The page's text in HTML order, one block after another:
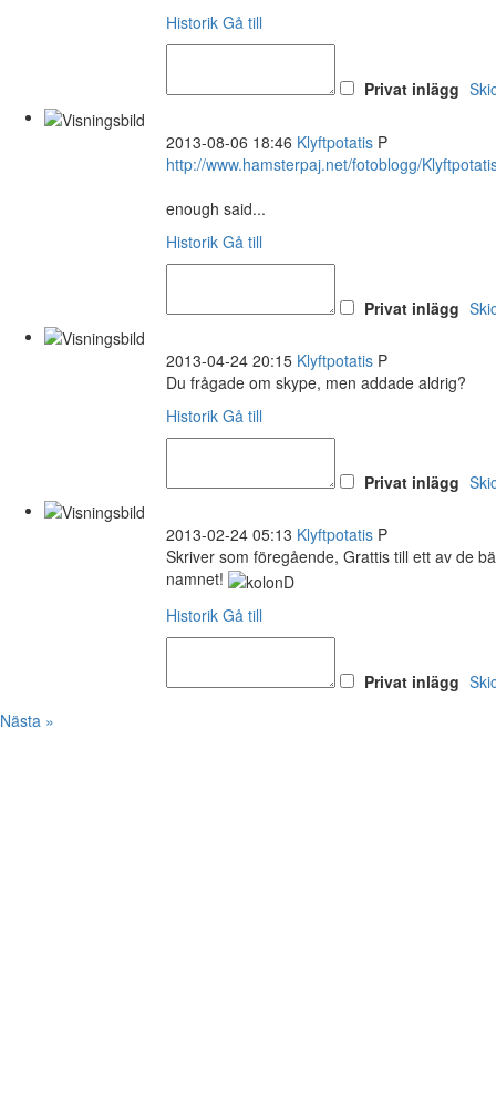
Historik Gå till
Privat inlägg
2013-08-06 18:46 Klyftpotatis P
http://www.hamsterpaj.net/fotoblogg/
enough said...
Historik Gå till
Privat inlägg
2013-04-24 20:15 Klyftpotatis P
Du frågade om skype, men addade aldrig?
Historik Gå till
Privat inlägg
2013-02-24 05:13 Klyftpotatis P
Skriver som föregående, Grattis till ett av de
namnet!
Historik Gå till
Privat inlägg
Nästa »